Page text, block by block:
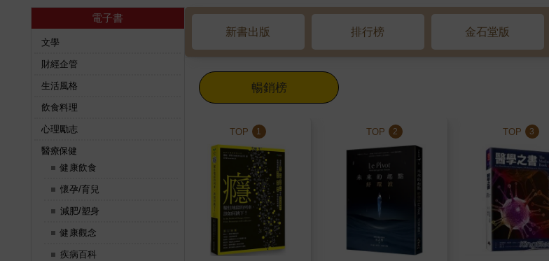
電子書
文學
財經企管
生活風格
飲食料理
心理勵志
醫療保健
健康飲食
懷孕/育兒
減肥/塑身
健康觀念
疾病百科
新書出版 排行榜 金石堂版
暢銷榜
TOP 1 TOP 2 TOP 3